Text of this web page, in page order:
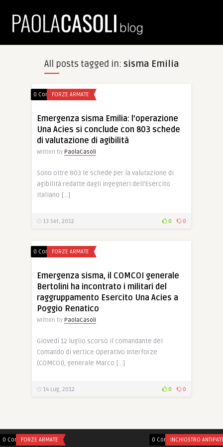
All posts tagged in: sisma Emilia
0 CommentsFORZE ARMATE
Emergenza sisma Emilia: l’operazione
Una Acies si conclude con 803 schede
di valutazione di agibilità
Written by PaolaCasoli
Sono oltre 803 le schede per la valutazione di
agibilità redatte dagli ingegneri dell’Esercito
Italiano […]
13 Set, 2012 0 0
0 CommentsFORZE ARMATE
Emergenza sisma, il COMCOI generale
Bertolini ha incontrato i militari del
raggruppamento Esercito Una Acies a
Poggio Renatico
Written by PaolaCasoli
Giovedì 12 luglio scorso il comandante del
Comando di vertice Operativo Interforze
(COMCOI), generale Marco […]
14 Lug, 2012 0 0
0 CommentsFORZE ARMATE 0 Comments
INCHIOSTRO